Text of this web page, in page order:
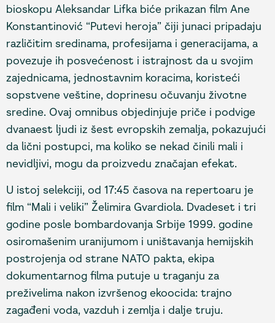
bioskopu Aleksandar Lifka biće prikazan film Ane
Konstantinović “Putevi heroja” čiji junaci pripadaju
različitim sredinama, profesijama i generacijama, a
povezuje ih posvećenost i istrajnost da u svojim
zajednicama, jednostavnim koracima, koristeći
sopstvene veštine, doprinesu očuvanju životne
sredine. Ovaj omnibus objedinjuje priče i podvige
dvanaest ljudi iz šest evropskih zemalja, pokazujući
da lični postupci, ma koliko se nekad činili mali i
nevidljivi, mogu da proizvedu značajan efekat.
U istoj selekciji, od 17:45 časova na repertoaru je
film “Mali i veliki” Želimira Gvardiola. Dvadeset i tri
godine posle bombardovanja Srbije 1999. godine
osiromašenim uranijumom i uništavanja hemijskih
postrojenja od strane NATO pakta, ekipa
dokumentarnog filma putuje u traganju za
preživelima nakon izvršenog ekoocida: trajno
zagađeni voda, vazduh i zemlja i dalje truju.